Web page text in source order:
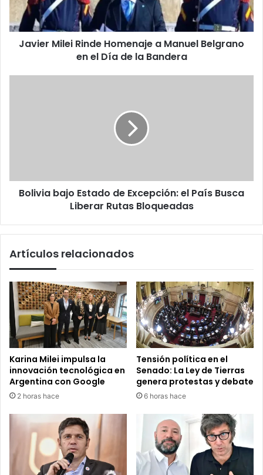
Belgrano
en
el
DíaJavier Milei Rinde Homenaje a Manuel Belgrano
en el Día de la Bandera
Liberar
Rutas
Bolivia bajo Estado de Excepción: el País Busca
Liberar Rutas Bloqueadas
Artículos relacionados
Karina Milei impulsa la
innovación tecnológica en
Argentina con Google
2 horas hace
Tensión política en el
Senado: La Ley de Tierras
genera protestas y debate
6 horas hace